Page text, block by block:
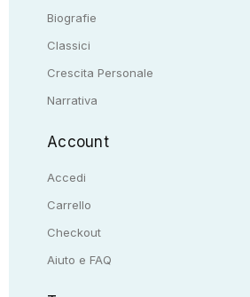
Biografie
Classici
Crescita Personale
Narrativa
Account
Accedi
Carrello
Checkout
Aiuto e FAQ